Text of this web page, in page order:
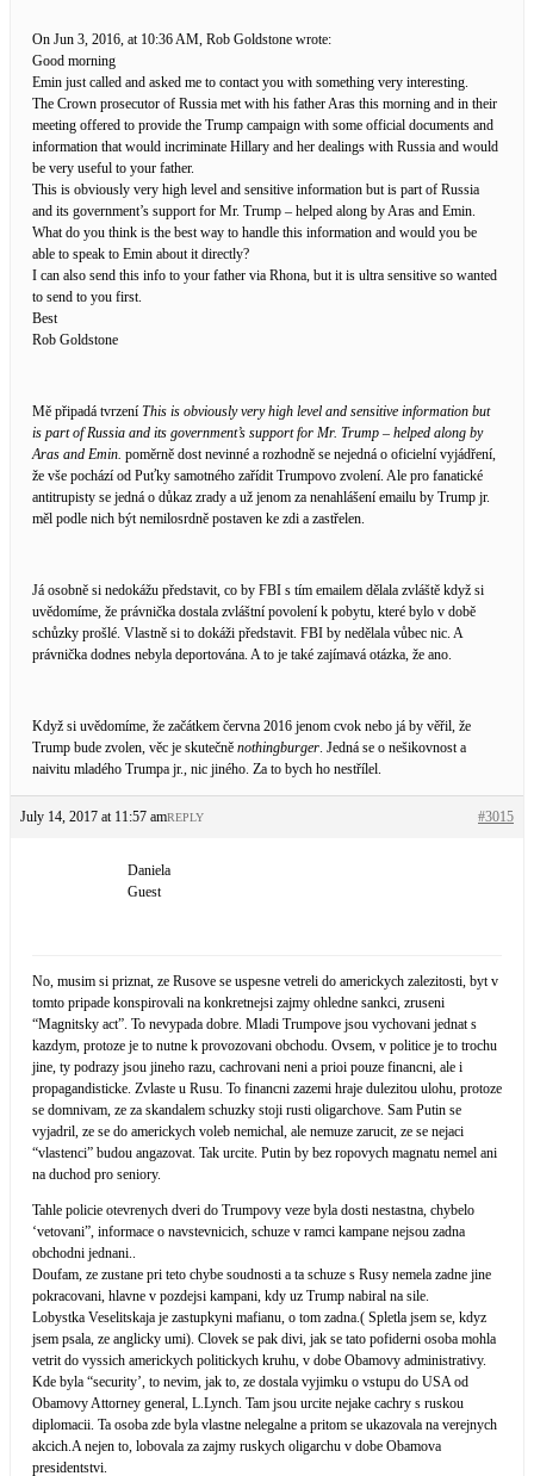
On Jun 3, 2016, at 10:36 AM, Rob Goldstone wrote:
Good morning
Emin just called and asked me to contact you with something very interesting.
The Crown prosecutor of Russia met with his father Aras this morning and in their
meeting offered to provide the Trump campaign with some official documents and
information that would incriminate Hillary and her dealings with Russia and would
be very useful to your father.
This is obviously very high level and sensitive information but is part of Russia
and its government’s support for Mr. Trump – helped along by Aras and Emin.
What do you think is the best way to handle this information and would you be
able to speak to Emin about it directly?
I can also send this info to your father via Rhona, but it is ultra sensitive so wanted
to send to you first.
Best
Rob Goldstone
Mě připadá tvrzení This is obviously very high level and sensitive information but
is part of Russia and its government’s support for Mr. Trump – helped along by
Aras and Emin. poměrně dost nevinné a rozhodně se nejedná o oficielní vyjádření,
že vše pochází od Puťky samotného zařídit Trumpovo zvolení. Ale pro fanatické
antitrupisty se jedná o důkaz zrady a už jenom za nenahlášení emailu by Trump jr.
měl podle nich být nemilosrdně postaven ke zdi a zastřelen.
Já osobně si nedokážu představit, co by FBI s tím emailem dělala zvláště když si
uvědomíme, že právnička dostala zvláštní povolení k pobytu, které bylo v době
schůzky prošlé. Vlastně si to dokáži představit. FBI by nedělala vůbec nic. A
právnička dodnes nebyla deportována. A to je také zajímavá otázka, že ano.
Když si uvědomíme, že začátkem června 2016 jenom cvok nebo já by věřil, že
Trump bude zvolen, věc je skutečně nothingburger . Jedná se o nešikovnost a
naivitu mladého Trumpa jr., nic jiného. Za to bych ho nestřílel.
July 14, 2017 at 11:57 am #3015
REPLY
Daniela
Guest
No, musim si priznat, ze Rusove se uspesne vetreli do americkych zalezitosti, byt v
tomto pripade konspirovali na konkretnejsi zajmy ohledne sankci, zruseni
“Magnitsky act”. To nevypada dobre. Mladi Trumpove jsou vychovani jednat s
kazdym, protoze je to nutne k provozovani obchodu. Ovsem, v politice je to trochu
jine, ty podrazy jsou jineho razu, cachrovani neni a prioi pouze financni, ale i
propagandisticke. Zvlaste u Rusu. To financni zazemi hraje dulezitou ulohu, protoze
se domnivam, ze za skandalem schuzky stoji rusti oligarchove. Sam Putin se
vyjadril, ze se do americkych voleb nemichal, ale nemuze zarucit, ze se nejaci
“vlastenci” budou angazovat. Tak urcite. Putin by bez ropovych magnatu nemel ani
na duchod pro seniory.
Tahle policie otevrenych dveri do Trumpovy veze byla dosti nestastna, chybelo
‘vetovani”, informace o navstevnicich, schuze v ramci kampane nejsou zadna
obchodni jednani..
Doufam, ze zustane pri teto chybe soudnosti a ta schuze s Rusy nemela zadne jine
pokracovani, hlavne v pozdejsi kampani, kdy uz Trump nabiral na sile.
Lobystka Veselitskaja je zastupkyni mafianu, o tom zadna.( Spletla jsem se, kdyz
jsem psala, ze anglicky umi). Clovek se pak divi, jak se tato pofiderni osoba mohla
vetrit do vyssich americkych politickych kruhu, v dobe Obamovy administrativy.
Kde byla “security’, to nevim, jak to, ze dostala vyjimku o vstupu do USA od
Obamovy Attorney general, L.Lynch. Tam jsou urcite nejake cachry s ruskou
diplomacii. Ta osoba zde byla vlastne nelegalne a pritom se ukazovala na verejnych
akcich.A nejen to, lobovala za zajmy ruskych oligarchu v dobe Obamova
presidentstvi.